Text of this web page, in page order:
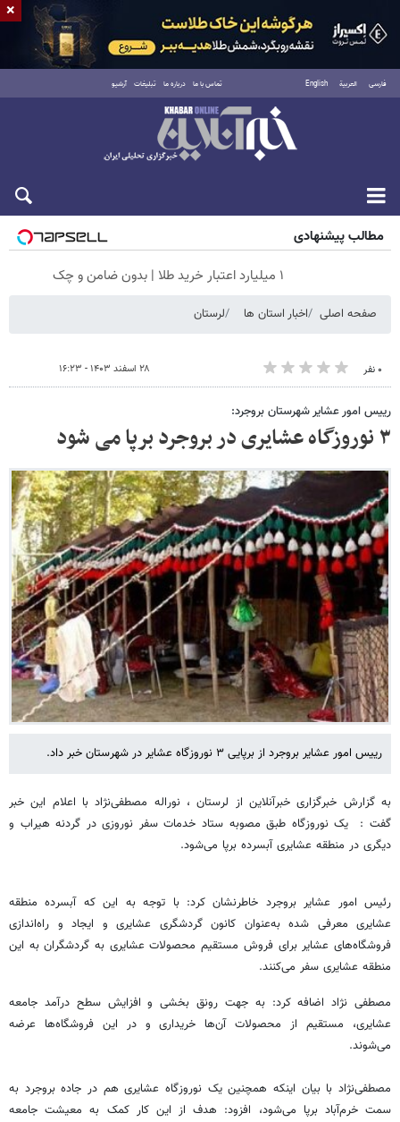
فارسی العربية English تماس با ما درباره ما تبلیغات آرشیو
جمعه ۱۶ مرداد ۱۴۰۵
مطالب پیشنهادی
۱ میلیارد اعتبار خرید طلا | بدون ضامن و چک
صفحه اصلی اخبار استان ها لرستان
۰ نفر ۲۸ اسفند ۱۴۰۳ - ۱۶:۲۳
رییس امور عشایر شهرستان بروجرد:
۳ نوروزگاه عشایری در بروجرد برپا می شود
رییس امور عشایر بروجرد از برپایی ۳ نوروزگاه عشایر در شهرستان خبر داد.
به گزارش خبرگزاری خبرآنلاین از لرستان ، نوراله مصطفی‌نژاد با اعلام این خبر
گفت : یک نوروزگاه طبق مصوبه ستاد خدمات سفر نوروزی در گردنه هیراب و
دیگری در منطقه عشایری آبسرده برپا می‌شود.
رئیس امور عشایر بروجرد خاطرنشان کرد: با توجه به این که آبسرده منطقه
عشایری معرفی شده به‌عنوان کانون گردشگری عشایری و ایجاد و راه‌اندازی
فروشگاه‌های عشایر برای فروش مستقیم محصولات عشایری به گردشگران به این
منطقه عشایری سفر می‌کنند.
مصطفی نژاد اضافه کرد: به جهت رونق بخشی و افزایش سطح درآمد جامعه
عشایری، مستقیم از محصولات آن‌ها خریداری و در این فروشگاه‌ها عرضه
می‌شوند.
مصطفی‌نژاد با بیان اینکه همچنین یک نوروزگاه عشایری هم در جاده بروجرد به
سمت خرم‌آباد برپا می‌شود، افزود: هدف از این کار کمک به معیشت جامعه
×